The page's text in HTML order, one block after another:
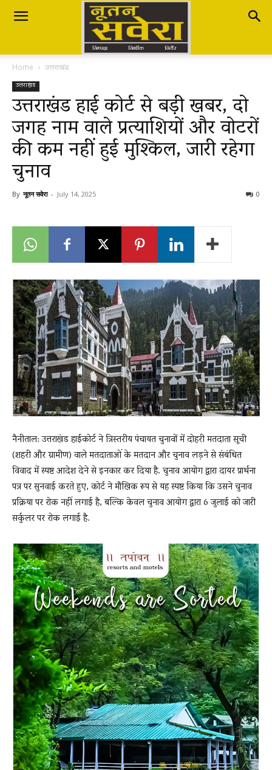
Nutan
Savera
नूतन
सवेरा
Breaking
News
LIVE
Home उत्तराखंड
उत्तराखंड
उत्तराखंड हाई कोर्ट से बड़ी खबर, दो
जगह नाम वाले प्रत्याशियों और वोटरों
की कम नहीं हुई मुश्किल, जारी रहेगा
चुनाव
By नूतन सवेरा - July 14, 2025 0
नैनीताल: उत्तराखंड हाईकोर्ट ने त्रिस्तरीय पंचायत चुनावों में दोहरी मतदाता सूची
(शहरी और ग्रामीण) वाले मतदाताओं के मतदान और चुनाव लड़ने से संबंधित
विवाद में स्पष्ट आदेश देने से इनकार कर दिया है. चुनाव आयोग द्वारा दायर प्रार्थना
पत्र पर सुनवाई करते हुए, कोर्ट ने मौखिक रूप से यह स्पष्ट किया कि उसने चुनाव
प्रक्रिया पर रोक नहीं लगाई है, बल्कि केवल चुनाव आयोग द्वारा 6 जुलाई को जारी
सर्कुलर पर रोक लगाई है.